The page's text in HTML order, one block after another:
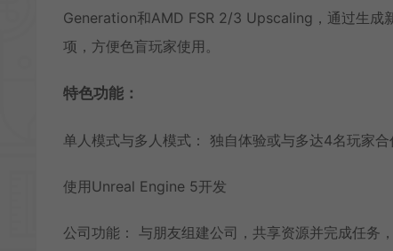
Generation和AMD FSR 2/3 Upscaling，通过生成
项，方便色盲玩家使用。
特色功能：
单人模式与多人模式： 独自体验或与多达4名玩家合
使用Unreal Engine 5开发
公司功能： 与朋友组建公司，共享资源并完成任务